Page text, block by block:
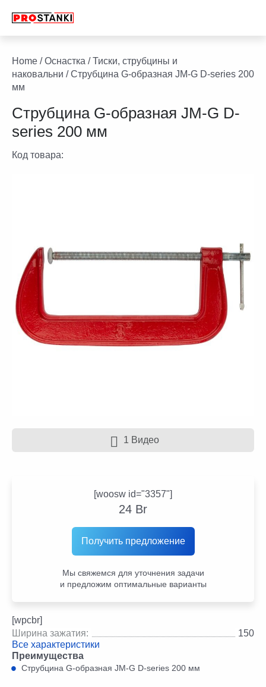
Home /Оснастка /Тиски, струбцины и
наковальни / Струбцина G-образная JM-G D-series 200
мм
Струбцина G-образная JM-G D-
series 200 мм
Код товара:
1 Видео
[woosw id="3357"]
24 Br
Получить предложение
Мы свяжемся для уточнения задачи
и предложим оптимальные варианты
[wpcbr]
Ширина зажатия:
150
Все характеристики
Преимущества
Струбцина G-образная JM-G D-series 200 мм